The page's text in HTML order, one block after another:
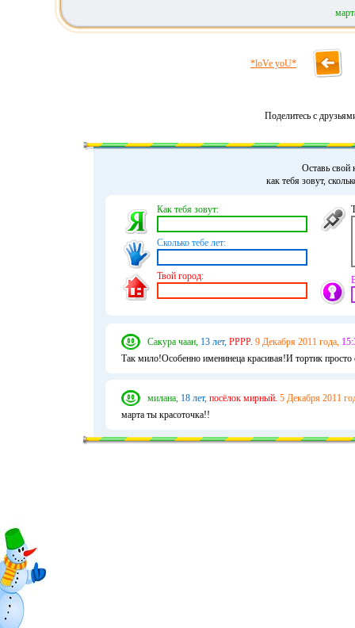
*loVe yoU*
Поделитесь с
Оставь свой
как тебя зовут,
Как тебя зовут:
Сколько тебе лет:
Твой город:
Сакура чаан, 13 лет, РРРР. 9 Декабря 2011 года,
Так мило!Особенно именинеца красивая!И тортик просто
милана, 18 лет, посёлок мирный. 5 Декабря 2011
марта ты красоточка!!